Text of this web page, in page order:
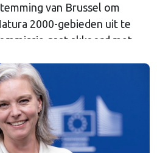
van Brussel om
2000-gebieden uit te
gaat akkoord met